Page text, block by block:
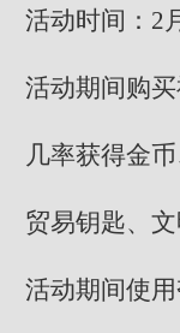
活动时间：2
活动期间购
几率获得金
贸易钥匙、文
活动期间使